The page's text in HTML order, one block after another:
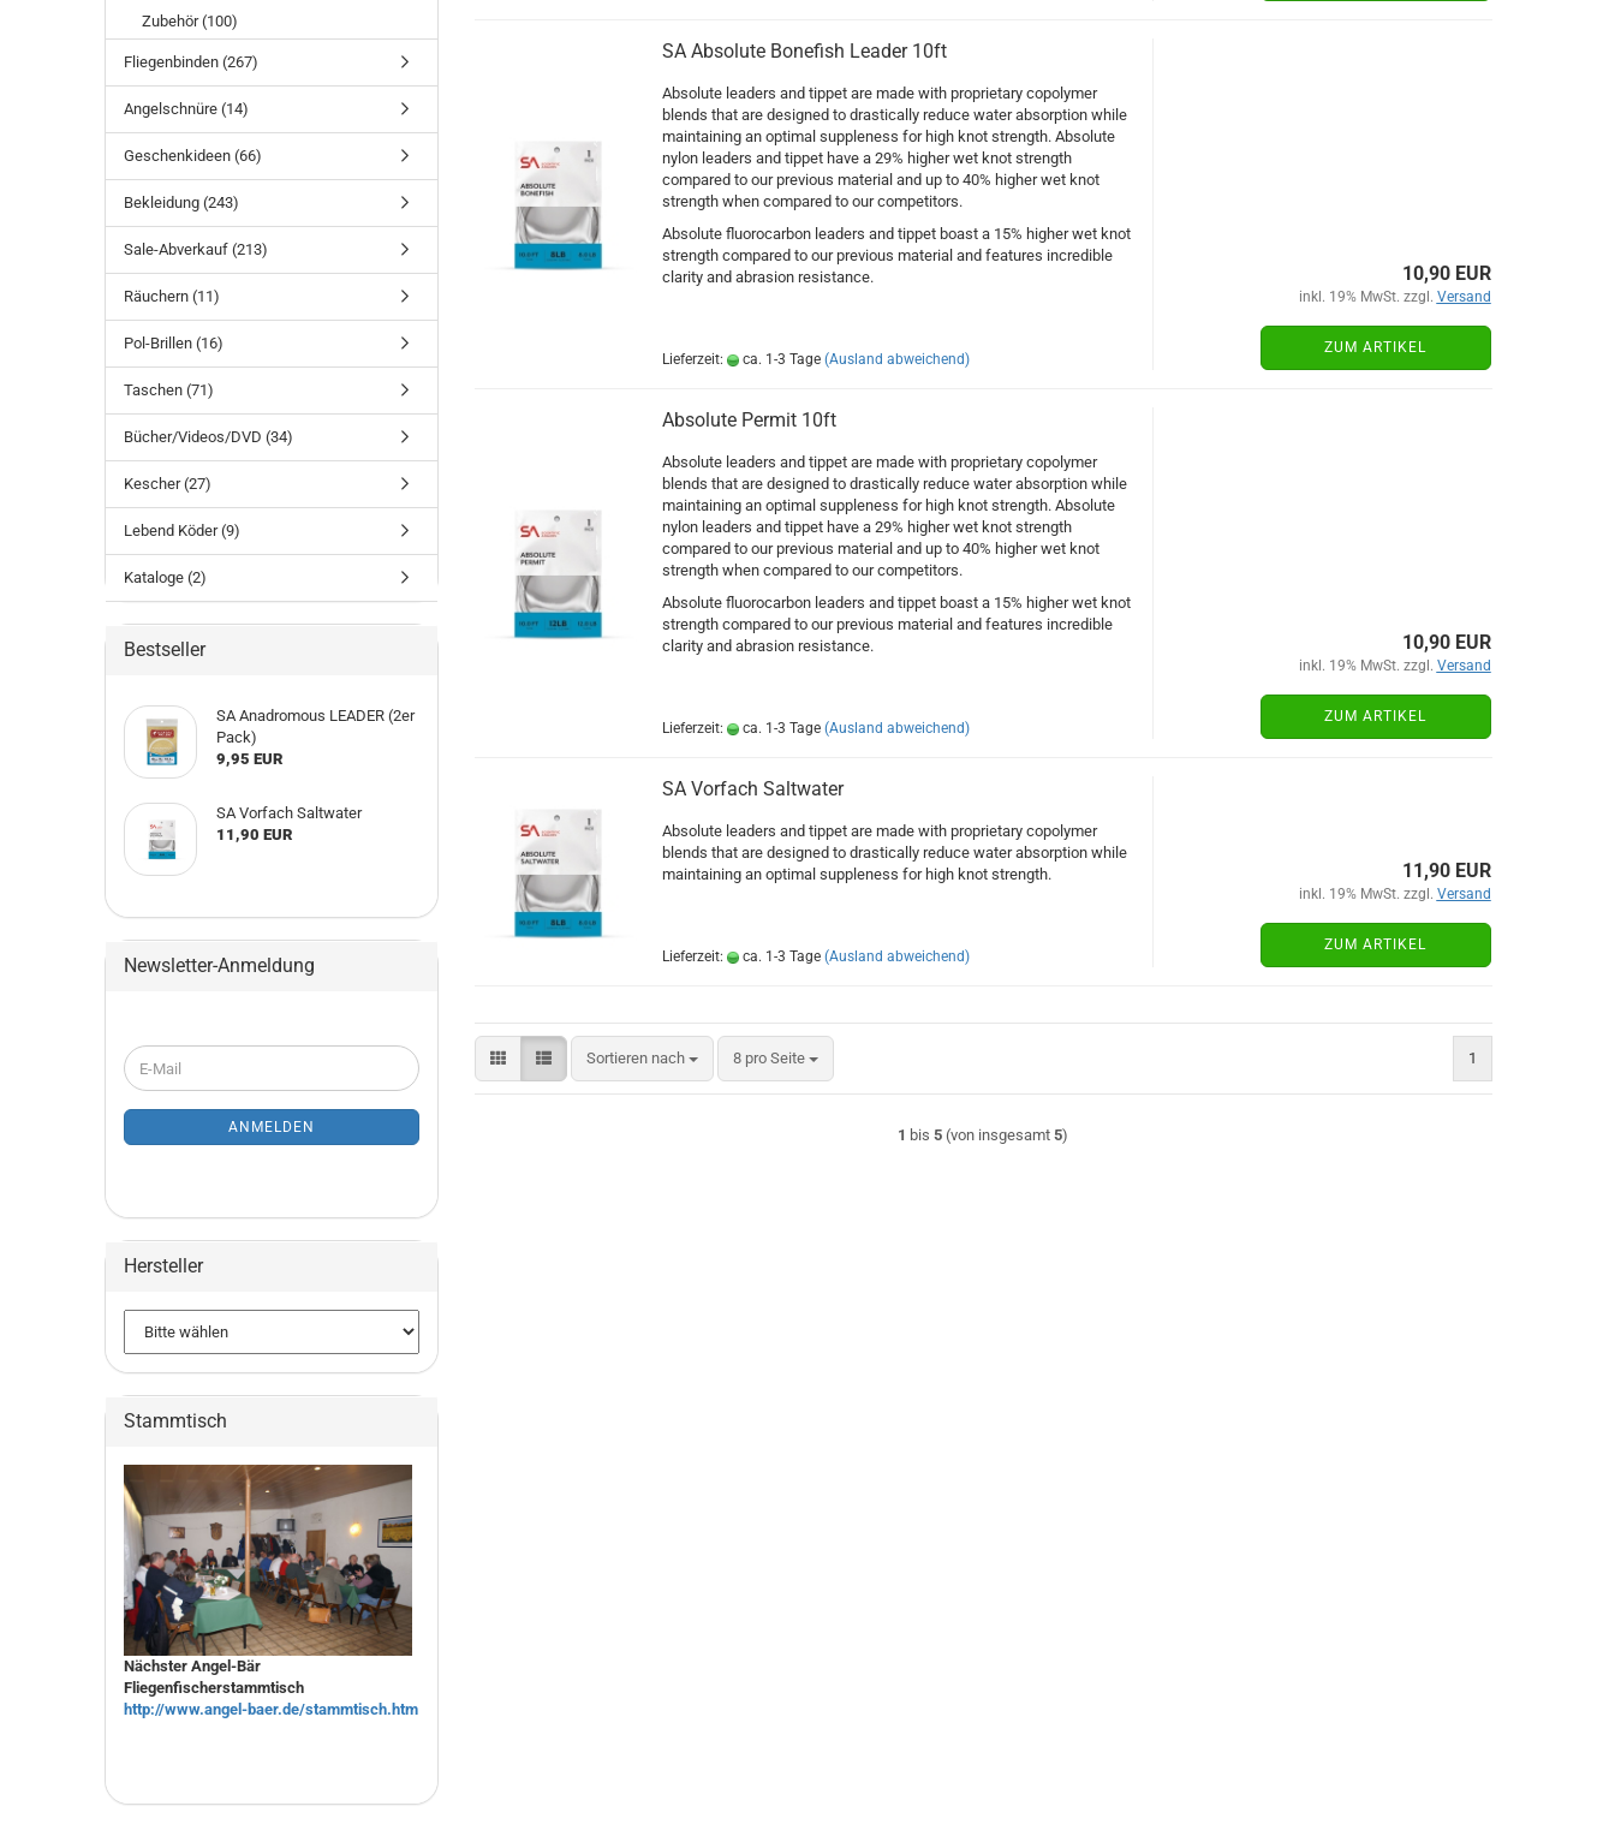
SA Absolute Bonefish Leader 10ft
Absolute leaders and tippet are made with proprietary copolymer
blends that are designed to drastically reduce water absorption while
maintaining an optimal suppleness for high knot strength. Absolute
nylon leaders and tippet have a 29% higher wet knot strength
compared to our previous material and up to 40% higher wet knot
strength when compared to our competitors.
Absolute fluorocarbon leaders and tippet boast a 15% higher wet knot
strength compared to our previous material and features incredible
clarity and abrasion resistance.
Lieferzeit: ca. 1-3 Tage (Ausland abweichend)
10,90 EUR
inkl. 19% MwSt. zzgl. Versand
ZUM ARTIKEL
Absolute Permit 10ft
Absolute leaders and tippet are made with proprietary copolymer
blends that are designed to drastically reduce water absorption while
maintaining an optimal suppleness for high knot strength. Absolute
nylon leaders and tippet have a 29% higher wet knot strength
compared to our previous material and up to 40% higher wet knot
strength when compared to our competitors.
Absolute fluorocarbon leaders and tippet boast a 15% higher wet knot
strength compared to our previous material and features incredible
clarity and abrasion resistance.
Lieferzeit: ca. 1-3 Tage (Ausland abweichend)
10,90 EUR
inkl. 19% MwSt. zzgl. Versand
ZUM ARTIKEL
SA Vorfach Saltwater
Absolute leaders and tippet are made with proprietary copolymer
blends that are designed to drastically reduce water absorption while
maintaining an optimal suppleness for high knot strength.
Lieferzeit: ca. 1-3 Tage (Ausland abweichend)
11,90 EUR
inkl. 19% MwSt. zzgl. Versand
ZUM ARTIKEL
Sortieren nach
Sortieren nach 8 pro Seite
pro Seite 1
1 bis5 (von insgesamt5)
Zubehör (100)
Fliegenbinden (267)
Angelschnüre (14)
Geschenkideen (66)
Bekleidung (243)
Sale-Abverkauf (213)
Räuchern (11)
Pol-Brillen (16)
Taschen (71)
Bücher/Videos/DVD (34)
Kescher (27)
Lebend Köder (9)
Kataloge (2)
Bestseller
SA Anadromous LEADER (2er
Pack)
9,95 EUR
SA Vorfach Saltwater
11,90 EUR
Newsletter-Anmeldung
WEITER
ZUR
ANMELDUNG
E-
Mail
ANMELDEN
Hersteller
Stammtisch
Nächster Angel-Bär
Fliegenfischerstammtisch
http://www.angel-baer.de/stammtisch.htm